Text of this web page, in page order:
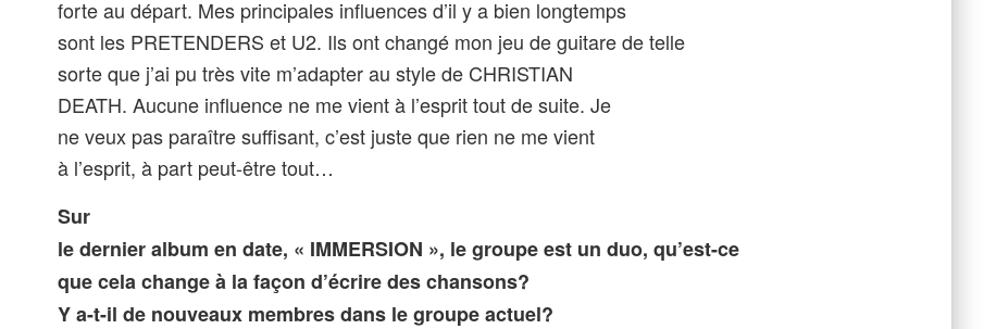
forte au départ. Mes principales influences d’il y a bien longtemps
sont les PRETENDERS et U2. Ils ont changé mon jeu de guitare de telle
sorte que j’ai pu très vite m’adapter au style de CHRISTIAN
DEATH. Aucune influence ne me vient à l’esprit tout de suite. Je
ne veux pas paraître suffisant, c’est juste que rien ne me vient
à l’esprit, à part peut-être tout…
Sur
le dernier album en date, « IMMERSION », le groupe est un duo, qu’est-ce
que cela change à la façon d’écrire des chansons?
Y a-t-il de nouveaux membres dans le groupe actuel?